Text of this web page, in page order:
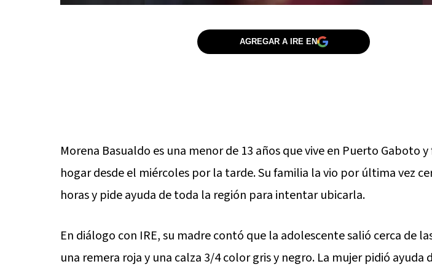
AGREGAR A IRE EN
Morena Basualdo es una menor de 13 años que vive en Puerto Gaboto
hogar desde el miércoles por la tarde. Su familia la vio por última vez
horas y pide ayuda de toda la región para intentar ubicarla.
En diálogo con IRE, su madre contó que la adolescente salió cerca de
una remera roja y una calza 3/4 color gris y negro. La mujer pidió ayuda